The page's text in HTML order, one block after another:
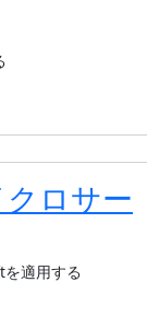
ロサー
適用する